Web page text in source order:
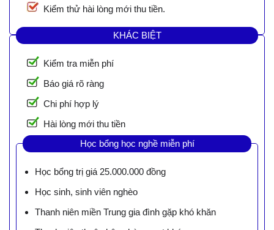
Kiểm thử hài lòng mới thu tiền.
KHÁC BIỆT
Kiểm tra miễn phí
Báo giá rõ ràng
Chi phí hợp lý
Hài lòng mới thu tiền
Học bổng học nghề miễn phí
Học bổng trị giá 25.000.000 đồng
Học sinh, sinh viên nghèo
Thanh niên miền Trung gia đình gặp khó khăn